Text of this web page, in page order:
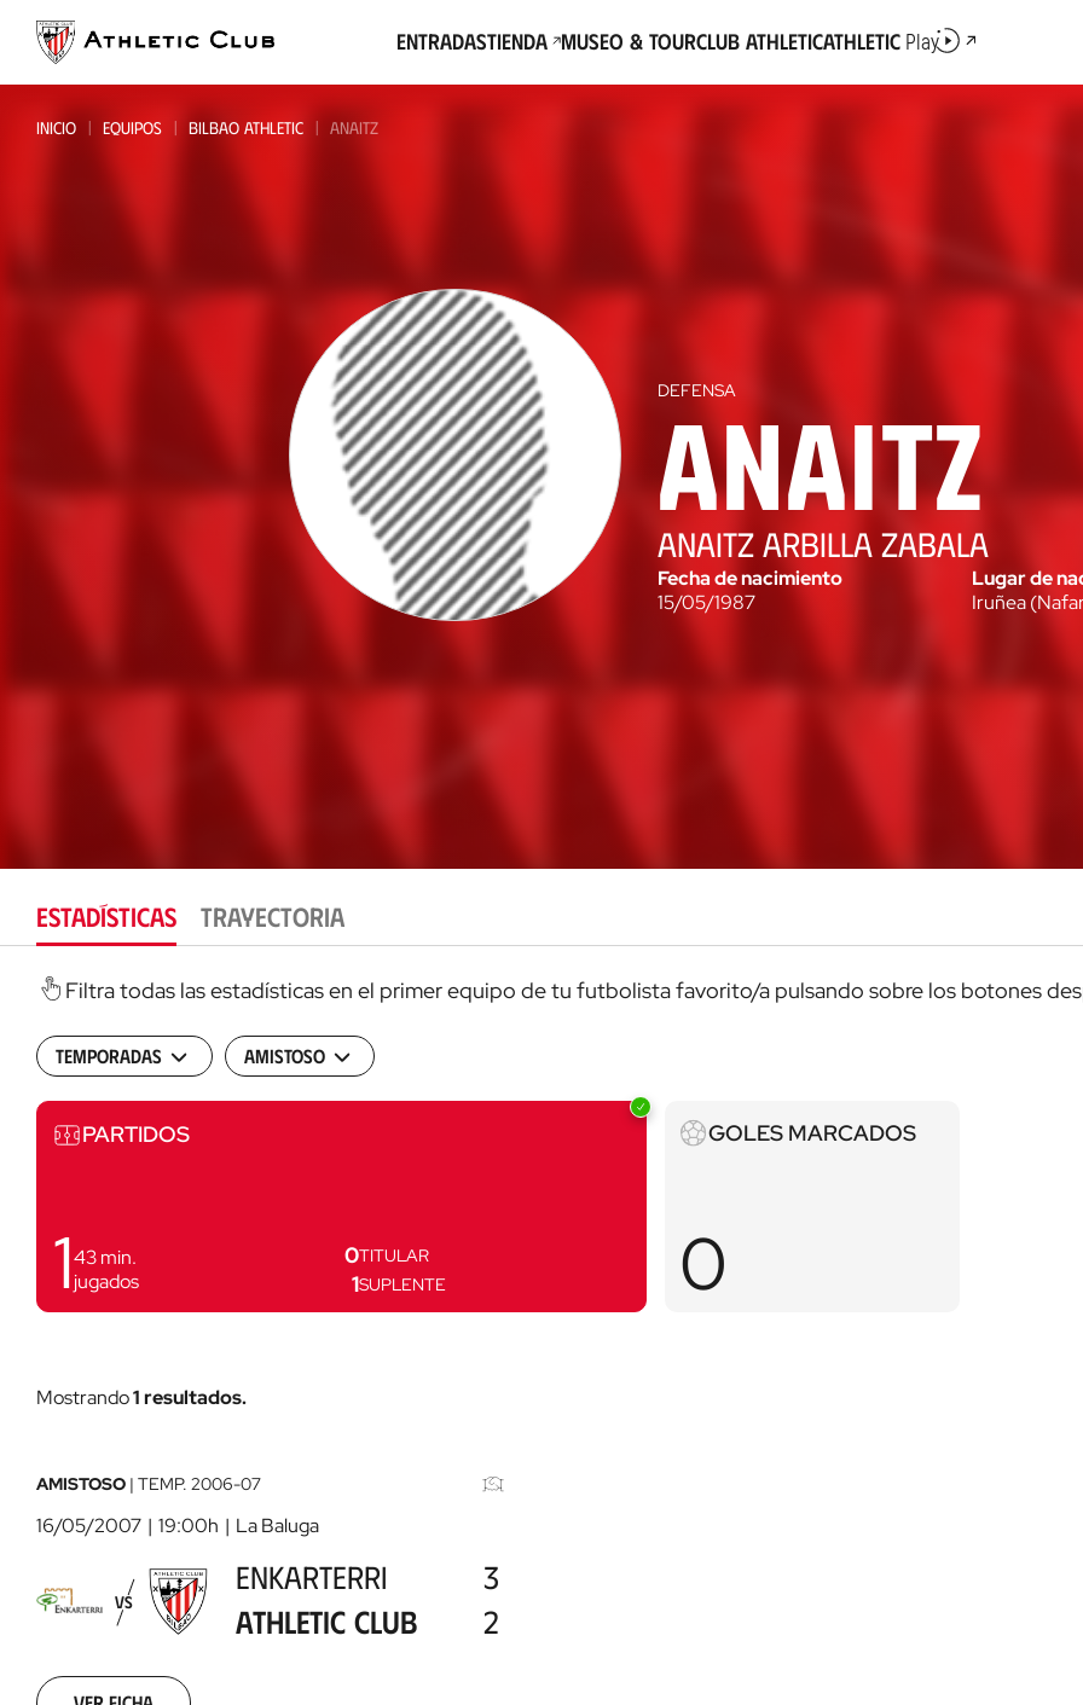
contenido
principal
EntradasTienda Museo & TourClub AthleticAthletic Play
INICIO EQUIPOS BILBAO ATHLETIC ANAITZ
DEFENSA
Anaitz
ANAITZ ARBILLA ZABALA
Fecha de nacimiento
15/05/1987
Lugar de
Iruñea (
ESTADÍSTICAS TRAYECTORIA
Filtra todas las estadísticas en el primer equipo de tu futbolista favorito/a pulsando sobre los botones
Temporadas Amistoso
Partidos
PARTIDOS
143 min.
jugados
0TITULAR
1SUPLENTE
GolesGOLES MARCADOS
0
Mostrando1 resultados.
Athletic
Club2007-
05-
00:00:00
AMISTOSO | TEMP. 2006-07
16/05/2007 19:00h La Baluga
VS
ENKARTERRI
ATHLETIC CLUB
3
2